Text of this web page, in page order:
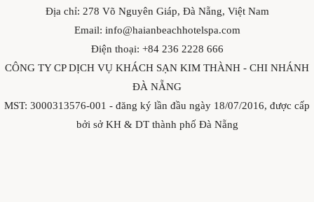
Địa chỉ: 278 Võ Nguyên Giáp, Đà Nẵng, Việt Nam
Email: info@haianbeachhotelspa.com
Điện thoại: +84 236 2228 666
CÔNG TY CP DỊCH VỤ KHÁCH SẠN KIM THÀNH - CHI NHÁNH
ĐÀ NẴNG
MST: 3000313576-001 - đăng ký lần đầu ngày 18/07/2016, được cấp
bởi sở KH & DT thành phố Đà Nẵng